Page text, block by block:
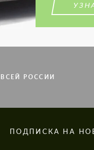
РОССИИ
ПОДПИСКА НА